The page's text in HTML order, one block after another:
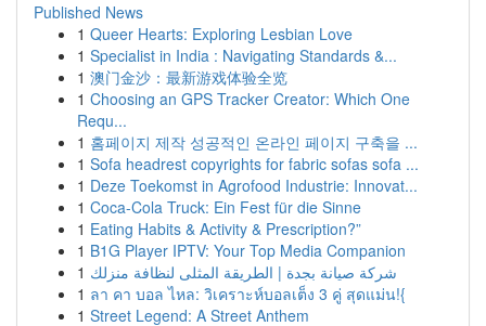
Published News
1 Queer Hearts: Exploring Lesbian Love
1 Specialist in India : Navigating Standards &...
1 澳门金沙：最新游戏体验全览
1 Choosing an GPS Tracker Creator: Which One
Requ...
1 홈페이지 제작 성공적인 온라인 페이지 구축을 ...
1 Sofa headrest copyrights for fabric sofas sofa ...
1 Deze Toekomst in Agrofood Industrie: Innovat...
1 Coca-Cola Truck: Ein Fest für die Sinne
1 Eating Habits & Activity & Prescription?”
1 B1G Player IPTV: Your Top Media Companion
1 شركة صيانة بجدة | الطريقة المثلى لنظافة منزلك
1 ลา คา บอล ไหล: วิเคราะห์บอลเต็ง 3 คู่ สุดแม่น!{
1 Street Legend: A Street Anthem